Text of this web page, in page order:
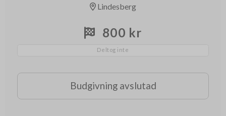
Lindesberg
800 kr
Deltog inte
Budgivning avslutad